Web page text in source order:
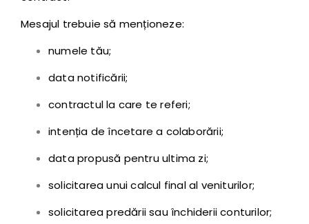
Mesajul trebuie să menționeze:
numele tău;
data notificării;
contractul la care te referi;
intenția de încetare a colaborării;
data propusă pentru ultima zi;
solicitarea unui calcul final al veniturilor;
solicitarea predării sau închiderii conturilor;